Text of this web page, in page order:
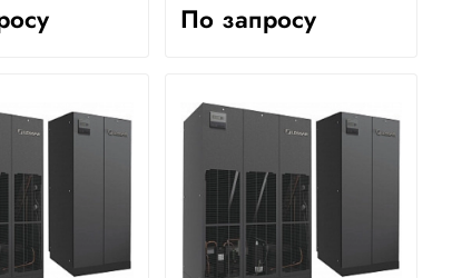
По запросу